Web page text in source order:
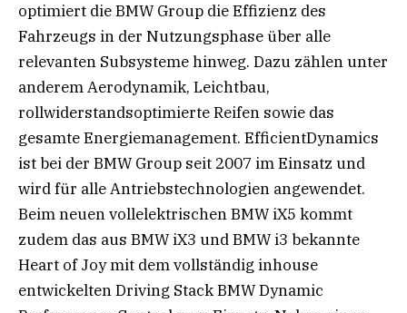
optimiert die BMW Group die Effizienz des
Fahrzeugs in der Nutzungsphase über alle
relevanten Subsysteme hinweg. Dazu zählen unter
anderem Aerodynamik, Leichtbau,
rollwiderstandsoptimierte Reifen sowie das
gesamte Energiemanagement. EfficientDynamics
ist bei der BMW Group seit 2007 im Einsatz und
wird für alle Antriebstechnologien angewendet.
Beim neuen vollelektrischen BMW iX5 kommt
zudem das aus BMW iX3 und BMW i3 bekannte
Heart of Joy mit dem vollständig inhouse
entwickelten Driving Stack BMW Dynamic